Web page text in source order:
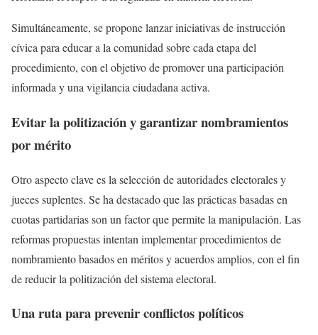
Simultáneamente, se propone lanzar iniciativas de instrucción
cívica para educar a la comunidad sobre cada etapa del
procedimiento, con el objetivo de promover una participación
informada y una vigilancia ciudadana activa.
Evitar la politización y garantizar nombramientos
por mérito
Otro aspecto clave es la selección de autoridades electorales y
jueces suplentes. Se ha destacado que las prácticas basadas en
cuotas partidarias son un factor que permite la manipulación. Las
reformas propuestas intentan implementar procedimientos de
nombramiento basados en méritos y acuerdos amplios, con el fin
de reducir la politización del sistema electoral.
Una ruta para prevenir conflictos políticos